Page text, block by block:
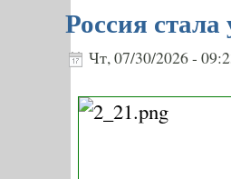
Россия
Чт, 07/30/2026 -